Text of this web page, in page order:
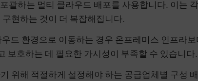
괄하는 멀티 클라우드 배포를 사용합니다. 이는
현하는 것이 더 복잡해집니다.
드 환경으로 이동하는 경우 온프레미스 인프라
보호하는 데 필요한 가시성이 부족할 수 있습니다.
위해 적절하게 설정해야 하는 공급업체별 구성